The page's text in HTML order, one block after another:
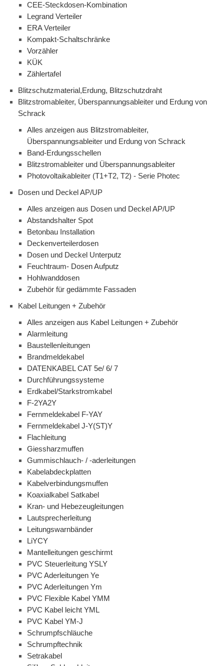
CEE-Steckdosen-Kombination
Legrand Verteiler
ERA Verteiler
Kompakt-Schaltschränke
Vorzähler
KÜK
Zählertafel
Blitzschutzmaterial,Erdung, Blitzschutzdraht
Blitzstromableiter, Überspannungsableiter und Erdung von
Schrack
Alles anzeigen aus Blitzstromableiter,
Überspannungsableiter und Erdung von Schrack
Band-Erdungsschellen
Blitzstromableiter und Überspannungsableiter
Photovoltaikableiter (T1+T2, T2) - Serie Photec
Dosen und Deckel AP/UP
Alles anzeigen aus Dosen und Deckel AP/UP
Abstandshalter Spot
Betonbau Installation
Deckenverteilerdosen
Dosen und Deckel Unterputz
Feuchtraum- Dosen Aufputz
Hohlwanddosen
Zubehör für gedämmte Fassaden
Kabel Leitungen + Zubehör
Alles anzeigen aus Kabel Leitungen + Zubehör
Alarmleitung
Baustellenleitungen
Brandmeldekabel
DATENKABEL CAT 5e/ 6/ 7
Durchführungssysteme
Erdkabel/Starkstromkabel
F-2YA2Y
Fernmeldekabel F-YAY
Fernmeldekabel J-Y(ST)Y
Flachleitung
Giessharzmuffen
Gummischlauch- / -aderleitungen
Kabelabdeckplatten
Kabelverbindungsmuffen
Koaxialkabel Satkabel
Kran- und Hebezeugleitungen
Lautsprecherleitung
Leitungswarnbänder
LiYCY
Mantelleitungen geschirmt
PVC Steuerleitung YSLY
PVC Aderleitungen Ye
PVC Aderleitungen Ym
PVC Flexible Kabel YMM
PVC Kabel leicht YML
PVC Kabel YM-J
Schrumpfschläuche
Schrumpftechnik
Setrakabel